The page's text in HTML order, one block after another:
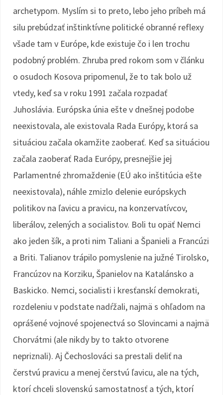
archetypom. Myslím si to preto, lebo jeho príbeh má
silu prebúdzať inštinktívne politické obranné reflexy
všade tam v Európe, kde existuje čo i len trochu
podobný problém. Zhruba pred rokom som v článku
o osudoch Kosova pripomenul, že to tak bolo už
vtedy, keď sa v roku 1991 začala rozpadať
Juhoslávia. Európska únia ešte v dnešnej podobe
neexistovala, ale existovala Rada Európy, ktorá sa
situáciou začala okamžite zaoberať. Keď sa situáciou
začala zaoberať Rada Európy, presnejšie jej
Parlamentné zhromaždenie (EÚ ako inštitúcia ešte
neexistovala), náhle zmizlo delenie európskych
politikov na ľavicu a pravicu, na konzervatívcov,
liberálov, zelených a socialistov. Boli tu opäť Nemci
ako jeden šík, a proti nim Taliani a Španieli a Francúzi
a Briti. Talianov trápilo pomyslenie na južné Tirolsko,
Francúzov na Korziku, Španielov na Katalánsko a
Baskicko. Nemci, socialisti i kresťanskí demokrati,
rozdeleniu v podstate nadŕžali, najmä s ohľadom na
oprášené vojnové spojenectvá so Slovincami a najmä
Chorvátmi (ale nikdy by to takto otvorene
nepriznali). Aj Čechoslováci sa prestali deliť na
čerstvú pravicu a menej čerstvú ľavicu, ale na tých,
ktorí chceli slovenskú samostatnosť a tých, ktorí